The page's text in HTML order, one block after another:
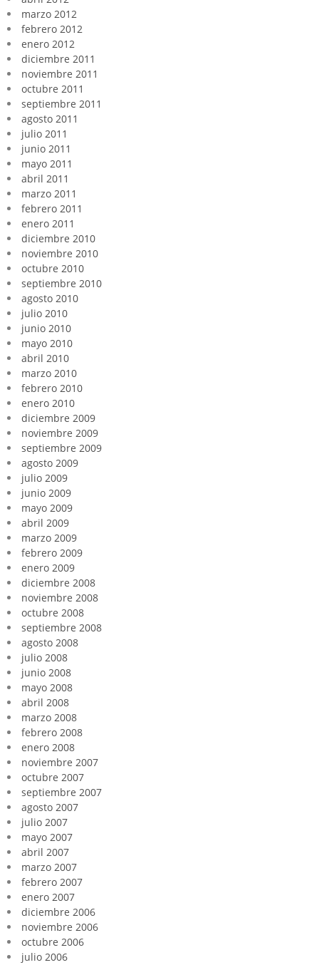
marzo 2012
febrero 2012
enero 2012
diciembre 2011
noviembre 2011
octubre 2011
septiembre 2011
agosto 2011
julio 2011
junio 2011
mayo 2011
abril 2011
marzo 2011
febrero 2011
enero 2011
diciembre 2010
noviembre 2010
octubre 2010
septiembre 2010
agosto 2010
julio 2010
junio 2010
mayo 2010
abril 2010
marzo 2010
febrero 2010
enero 2010
diciembre 2009
noviembre 2009
septiembre 2009
agosto 2009
julio 2009
junio 2009
mayo 2009
abril 2009
marzo 2009
febrero 2009
enero 2009
diciembre 2008
noviembre 2008
octubre 2008
septiembre 2008
agosto 2008
julio 2008
junio 2008
mayo 2008
abril 2008
marzo 2008
febrero 2008
enero 2008
noviembre 2007
octubre 2007
septiembre 2007
agosto 2007
julio 2007
mayo 2007
abril 2007
marzo 2007
febrero 2007
enero 2007
diciembre 2006
noviembre 2006
octubre 2006
julio 2006